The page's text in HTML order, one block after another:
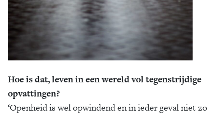
Hoe is dat, leven in een wereld vol tegenstrijdige
opvattingen?
‘Openheid is wel opwindend en in ieder geval niet zo